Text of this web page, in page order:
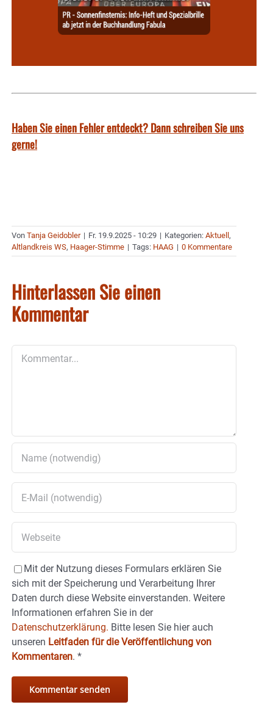
Haben Sie einen Fehler entdeckt? Dann schreiben Sie uns
gerne!
Von Tanja Geidobler | Fr. 19.9.2025 - 10:29 | Kategorien: Aktuell ,
Altlandkreis WS, Haager-Stimme | Tags: HAAG | 0 Kommentare
Hinterlassen Sie einen
Kommentar
Mit der Nutzung dieses Formulars erklären Sie
sich mit der Speicherung und Verarbeitung Ihrer
Daten durch diese Website einverstanden. Weitere
Informationen erfahren Sie in der
Datenschutzerklärung. Bitte lesen Sie hier auch
unseren Leitfaden für die Veröffentlichung von
Kommentaren. *